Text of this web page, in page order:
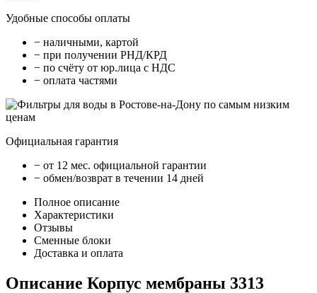
Удобные способы оплаты
− наличными, картой
− при получении РНД/КРД
− по счёту от юр.лица с НДС
− оплата частями
Официальная гарантия
− от 12 мес. официальной гарантии
− обмен/возврат в течении 14 дней
Полное описание
Характеристики
Отзывы
Сменные блоки
Доставка и оплата
Описание Корпус мембраны 3313